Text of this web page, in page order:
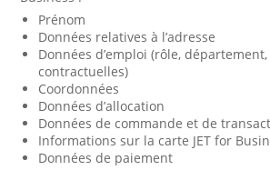
Prénom
Données relatives à l’adresse
Données d’emploi (rôle,
contractuelles)
Coordonnées
Données d’allocation
Données de commande et de
Informations sur la carte JET for
Données de paiement